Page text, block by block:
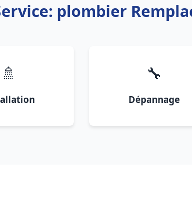
plombier
🚿 🔧
Dépannage